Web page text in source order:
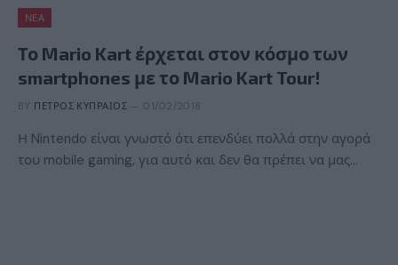
ΝΈΑ
Το Mario Kart έρχεται στον κόσμο των
smartphones με το Mario Kart Tour!
BY ΠΈΤΡΟΣ ΚΥΠΡΑΊΟΣ 01/02/2018
Η Nintendo είναι γνωστό ότι επενδύει πολλά στην αγορά
του mobile gaming, για αυτό και δεν θα πρέπει να μας…